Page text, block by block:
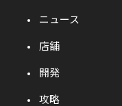
ニュース
店舗
開発
攻略